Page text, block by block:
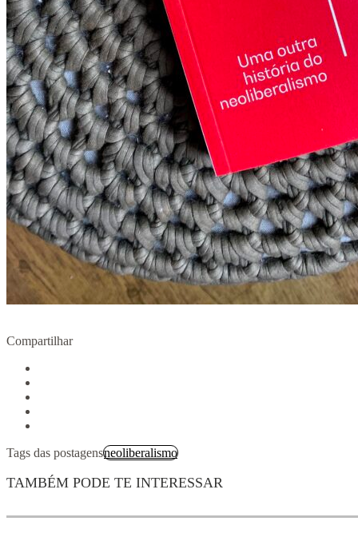
Compartilhar
Tags das postagensneoliberalismo
TAMBÉM PODE TE INTERESSAR